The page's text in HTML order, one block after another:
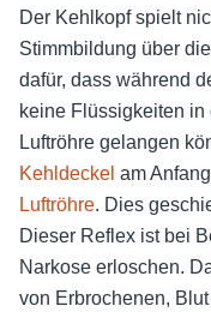
Der Kehlkopf spielt
Stimmbildung über die
dafür, dass während
keine Flüssigkeiten
Luftröhre gelangen
Kehldeckel am
Luftröhre. Dies
Dieser Reflex ist bei
Narkose erloschen.
von Erbrochenen,